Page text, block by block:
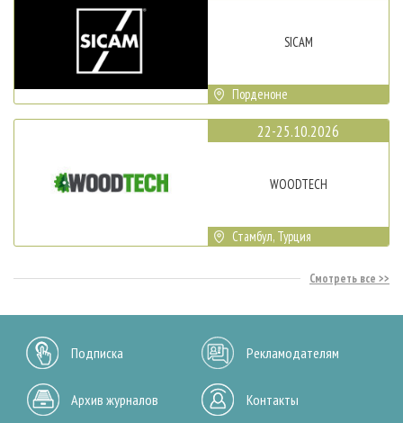
SICAM
Порденоне
22-25.10.2026
WOODTECH
Стамбул, Турция
Смотреть все
Подписка Рекламодателям
Архив журналов Контакты